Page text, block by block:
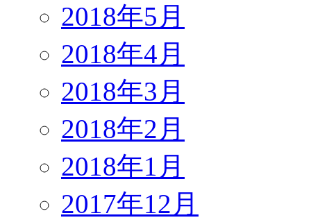
2018年5月
2018年4月
2018年3月
2018年2月
2018年1月
2017年12月